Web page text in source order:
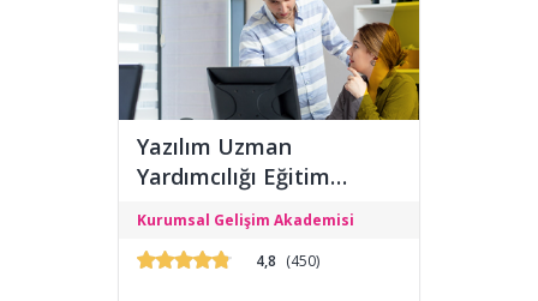
Yazılım Uzman
Yardımcılığı Eğitim
Programı
yetiştirmektir.
Kurumsal Gelişim Akademisi
4,8 (450)